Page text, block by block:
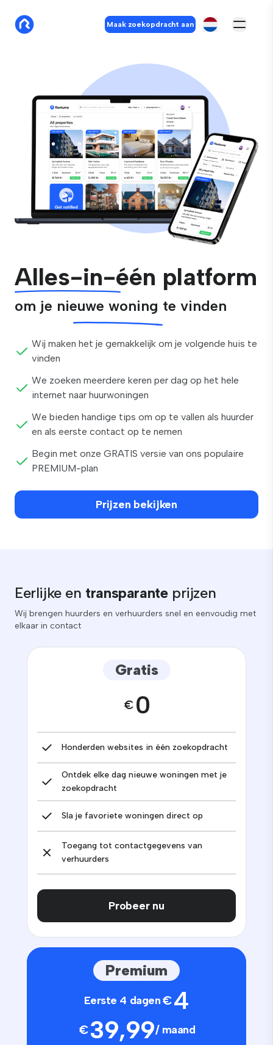
Maak zoekopdracht aan
Alles-in-één platform
om je nieuwe woning te vinden
Wij maken het je gemakkelijk om je volgende huis te
vinden
We zoeken meerdere keren per dag op het hele
internet naar huurwoningen
We bieden handige tips om op te vallen als huurder
en als eerste contact op te nemen
Begin met onze GRATIS versie van ons populaire
PREMIUM-plan
Prijzen bekijken
Eerlijke en transparante prijzen
Wij brengen huurders en verhuurders snel en eenvoudig met
elkaar in contact
Gratis
€ 0
Honderden websites in één zoekopdracht
Ontdek elke dag nieuwe woningen met je
zoekopdracht
Sla je favoriete woningen direct op
Toegang tot contactgegevens van
verhuurders
Probeer nu
Premium
Eerste 4 dagen€4
€39,99/ maand